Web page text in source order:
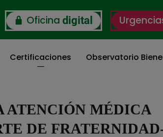
Oficina digital
Certificaciones Observatorio
ATENCIÓN MÉDICA
DE